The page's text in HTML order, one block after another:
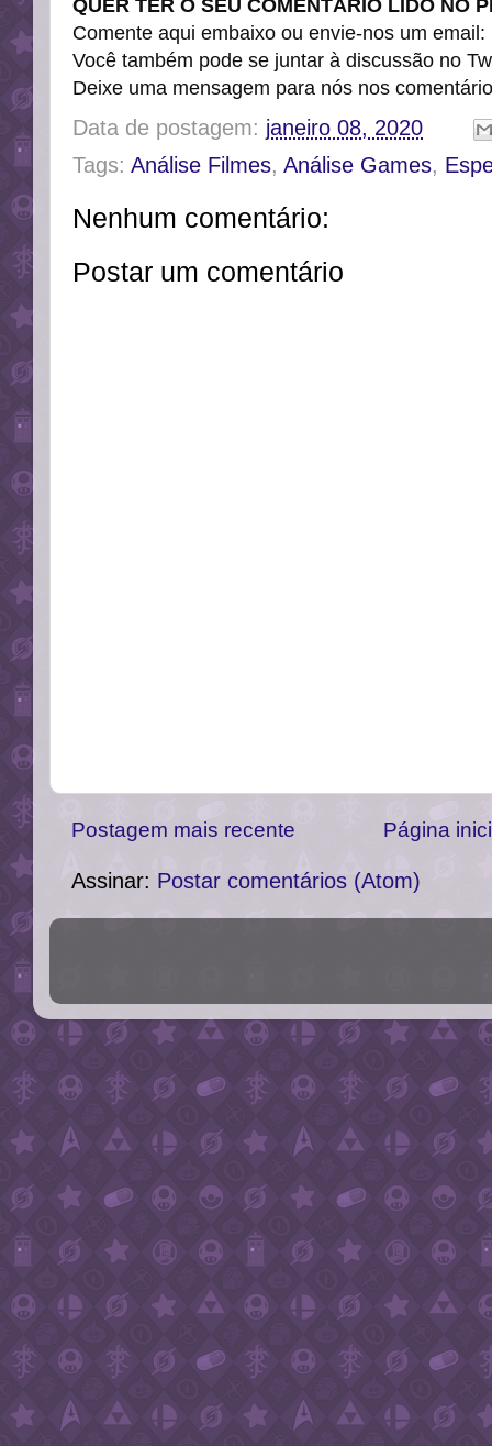
QUER TER O SEU COMENTÁRIO LIDO NO
Comente aqui embaixo ou envie-nos um email :
Você também pode se juntar à discussão no
Deixe uma mensagem para nós nos
Data de postagem: janeiro 08, 2020
Tags: Análise Filmes, Análise Games,
Nenhum comentário:
Postar um comentário
Postagem mais recente Página
Assinar: Postar comentários (Atom)